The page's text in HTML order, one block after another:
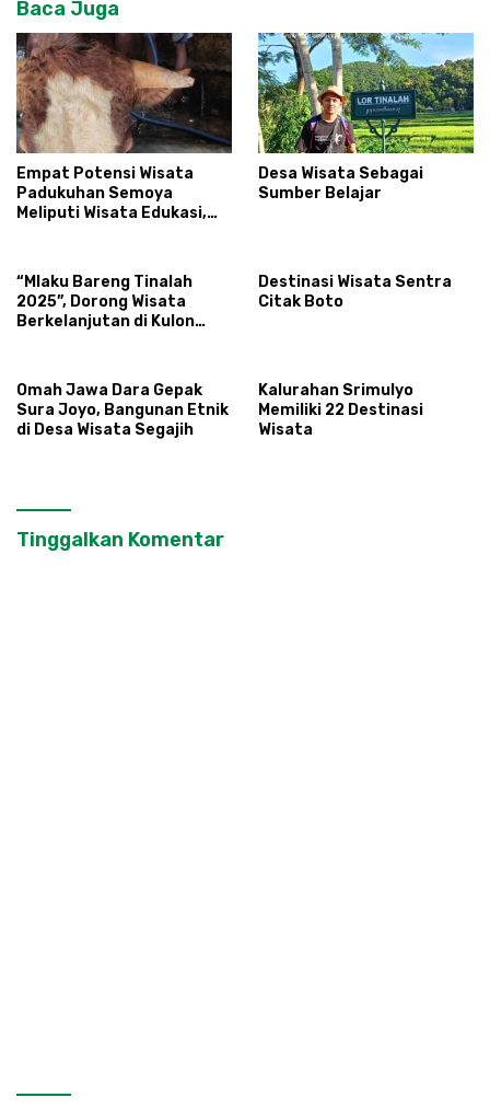
Baca Juga
Empat Potensi Wisata
Padukuhan Semoya
Meliputi Wisata Edukasi,
Desa Wisata Sebagai
Sumber Belajar
“Mlaku Bareng Tinalah
2025”, Dorong Wisata
Berkelanjutan di Kulon
Destinasi Wisata Sentra
Citak Boto
Omah Jawa Dara Gepak
Sura Joyo, Bangunan Etnik
di Desa Wisata Segajih
Kalurahan Srimulyo
Memiliki 22 Destinasi
Wisata
Tinggalkan Komentar